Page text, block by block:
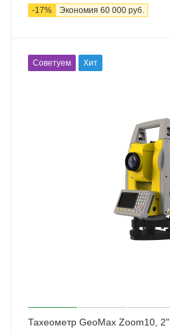
-17% Экономия 60 000 руб.
Советуем Хит
Тахеометр GeoMax Zoom10, 2"